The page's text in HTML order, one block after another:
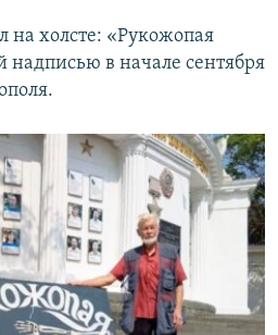
на холсте: «Рукожопая
надписью в начале сентября